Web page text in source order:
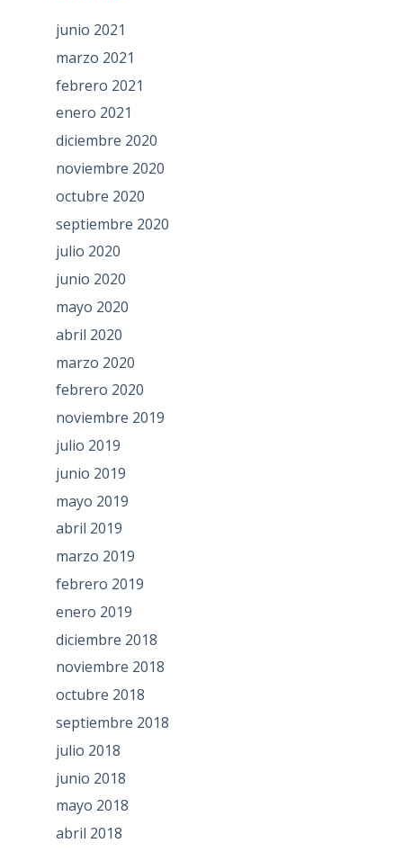
junio 2021
marzo 2021
febrero 2021
enero 2021
diciembre 2020
noviembre 2020
octubre 2020
septiembre 2020
julio 2020
junio 2020
mayo 2020
abril 2020
marzo 2020
febrero 2020
noviembre 2019
julio 2019
junio 2019
mayo 2019
abril 2019
marzo 2019
febrero 2019
enero 2019
diciembre 2018
noviembre 2018
octubre 2018
septiembre 2018
julio 2018
junio 2018
mayo 2018
abril 2018